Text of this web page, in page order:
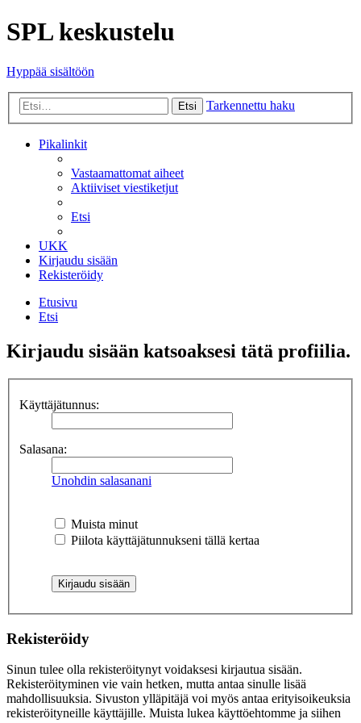
SPL keskustelu
Hyppää sisältöön
Etsi Tarkennettu haku
Pikalinkit
Vastaamattomat aiheet
Aktiiviset viestiketjut
Etsi
UKK
Kirjaudu sisään
Rekisteröidy
Etusivu
Etsi
Kirjaudu sisään katsoaksesi tätä profiilia.
Käyttäjätunnus:
Salasana:
Unohdin salasanani
Muista minut
Piilota käyttäjätunnukseni tällä kertaa
Rekisteröidy
Sinun tulee olla rekisteröitynyt voidaksesi kirjautua sisään.
Rekisteröityminen vie vain hetken, mutta antaa sinulle lisää
mahdollisuuksia. Sivuston ylläpitäjä voi myös antaa erityisoikeuksia
rekisteröityneille käyttäjille. Muista lukea käyttöehtomme ja siihen